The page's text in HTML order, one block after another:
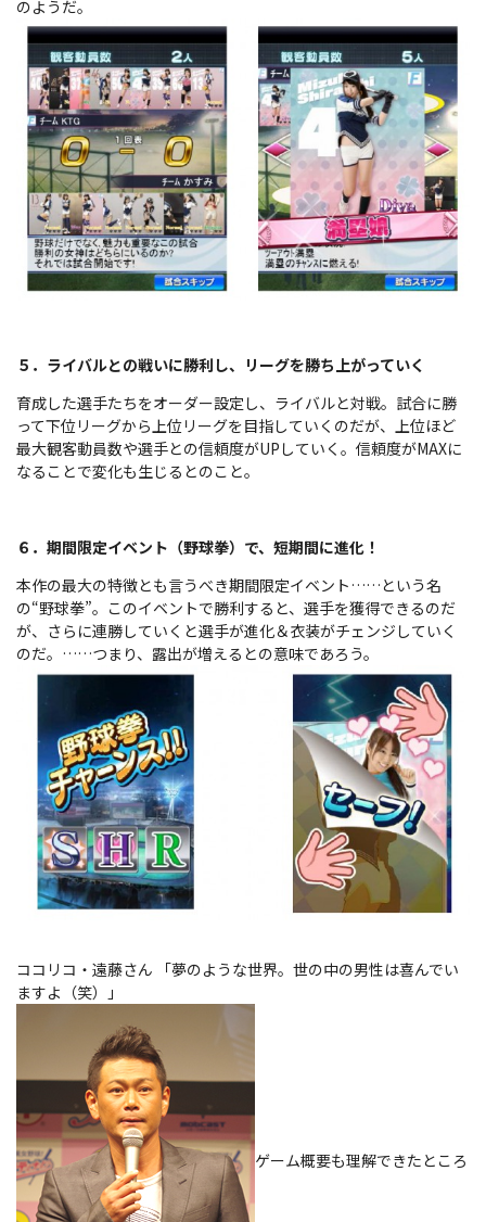
のようだ。
５．ライバルとの戦いに勝利し、リーグを勝ち上がっていく
育成した選手たちをオーダー設定し、ライバルと対戦。試合に勝
って下位リーグから上位リーグを目指していくのだが、上位ほど
最大観客動員数や選手との信頼度がUPしていく。信頼度がMAXに
なることで変化も生じるとのこと。
６．期間限定イベント（野球拳）で、短期間に進化！
本作の最大の特徴とも言うべき期間限定イベント……という名
の“野球拳”。このイベントで勝利すると、選手を獲得できるのだ
が、さらに連勝していくと選手が進化＆衣装がチェンジしていく
のだ。……つまり、露出が増えるとの意味であろう。
ココリコ・遠藤さん 「夢のような世界。世の中の男性は喜んでい
ますよ（笑）」
ゲーム概要も理解できたところ